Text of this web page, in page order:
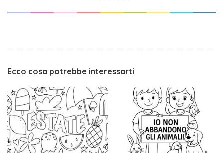
Ecco cosa potrebbe interessarti